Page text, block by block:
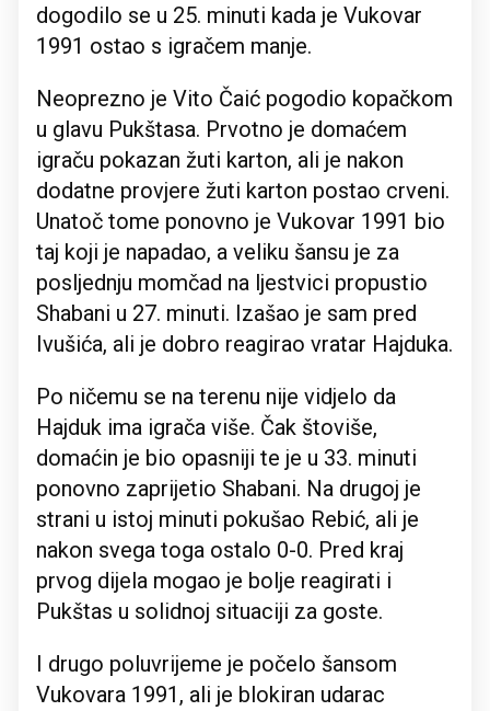
dogodilo se u 25. minuti kada je Vukovar
1991 ostao s igračem manje.
Neoprezno je Vito Čaić pogodio kopačkom
u glavu Pukštasa. Prvotno je domaćem
igraču pokazan žuti karton, ali je nakon
dodatne provjere žuti karton postao crveni.
Unatoč tome ponovno je Vukovar 1991 bio
taj koji je napadao, a veliku šansu je za
posljednju momčad na ljestvici propustio
Shabani u 27. minuti. Izašao je sam pred
Ivušića, ali je dobro reagirao vratar Hajduka.
Po ničemu se na terenu nije vidjelo da
Hajduk ima igrača više. Čak štoviše,
domaćin je bio opasniji te je u 33. minuti
ponovno zaprijetio Shabani. Na drugoj je
strani u istoj minuti pokušao Rebić, ali je
nakon svega toga ostalo 0-0. Pred kraj
prvog dijela mogao je bolje reagirati i
Pukštas u solidnoj situaciji za goste.
I drugo poluvrijeme je počelo šansom
Vukovara 1991, ali je blokiran udarac